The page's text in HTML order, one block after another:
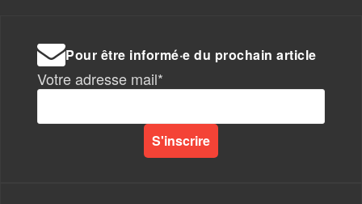
Pour être informé·e du prochain article
Votre adresse mail*